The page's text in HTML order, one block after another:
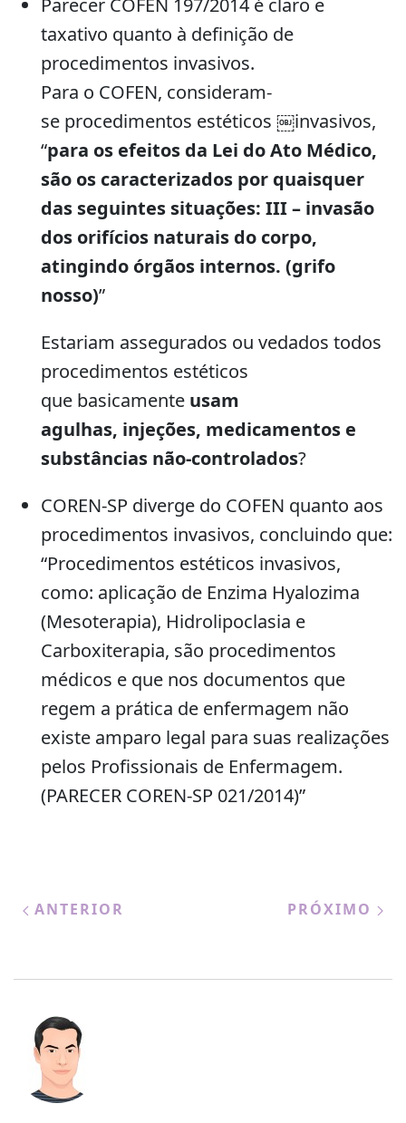
Parecer COFEN 197/2014 é claro e
taxativo quanto à definição de
procedimentos invasivos.
Para o COFEN, consideram-
se procedimentos estéticos ￼invasivos,
“para os efeitos da Lei do Ato Médico,
são os caracterizados por quaisquer
das seguintes situações: III – invasão
dos orifícios naturais do corpo,
atingindo órgãos internos. (grifo
nosso)”
Estariam assegurados ou vedados todos
procedimentos estéticos
que basicamente usam
agulhas, injeções, medicamentos e
substâncias não-controlados?
COREN-SP diverge do COFEN quanto aos
procedimentos invasivos, concluindo que:
“Procedimentos estéticos invasivos,
como: aplicação de Enzima Hyalozima
(Mesoterapia), Hidrolipoclasia e
Carboxiterapia, são procedimentos
médicos e que nos documentos que
regem a prática de enfermagem não
existe amparo legal para suas realizações
pelos Profissionais de Enfermagem.
(PARECER COREN-SP 021/2014)”
ANTERIOR PRÓXIMO